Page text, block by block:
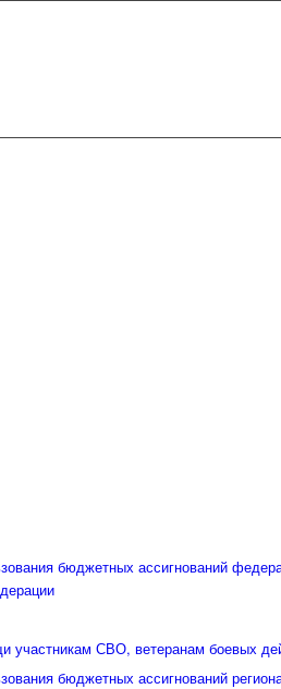
бюджетных ассигнований
участникам СВО, ветеранам боевых
бюджетных ассигнований